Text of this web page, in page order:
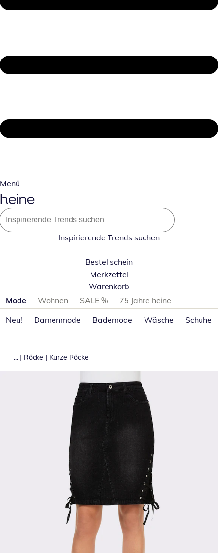
Menü
Inspirierende Trends suchen
Bestellschein
Merkzettel
Warenkorb
Produktkategorien überspringen
Mode Wohnen SALE %
75 Jahre heine
Neu!
Damenmode Bademode Wäsche Schuhe
... | Röcke | Kurze Röcke